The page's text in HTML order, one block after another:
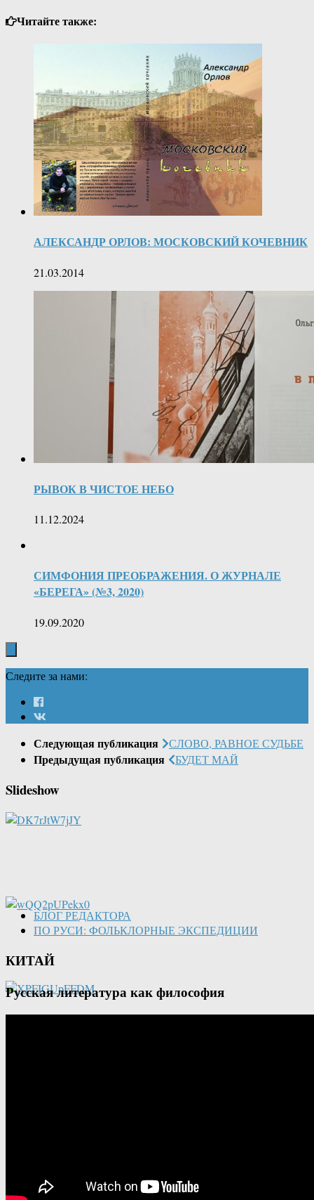
Читайте также:
АЛЕКСАНДР ОРЛОВ: МОСКОВСКИЙ КОЧЕВНИК
21.03.2014
РЫВОК В ЧИСТОЕ НЕБО
11.12.2024
СИМФОНИЯ ПРЕОБРАЖЕНИЯ. О ЖУРНАЛЕ
«БЕРЕГА» (№3, 2020)
19.09.2020
Следите за нами:
Следующая публикация СЛОВО, РАВНОЕ СУДЬБЕ
Предыдущая публикация БУДЕТ МАЙ
Slideshow
БЛОГ РЕДАКТОРА
ПО РУСИ: ФОЛЬКЛОРНЫЕ ЭКСПЕДИЦИИ
КИТАЙ
Русская литература как философия